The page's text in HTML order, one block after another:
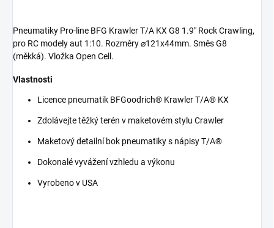
Pneumatiky Pro-line BFG Krawler T/A KX G8 1.9" Rock Crawling,
pro RC modely aut 1:10. Rozměry ⌀121x44mm. Směs G8
(měkká). Vložka Open Cell.
Vlastnosti
Licence pneumatik BFGoodrich® Krawler T/A® KX
Zdolávejte těžký terén v maketovém stylu Crawler
Maketový detailní bok pneumatiky s nápisy T/A®
Dokonalé vyvážení vzhledu a výkonu
Vyrobeno v USA